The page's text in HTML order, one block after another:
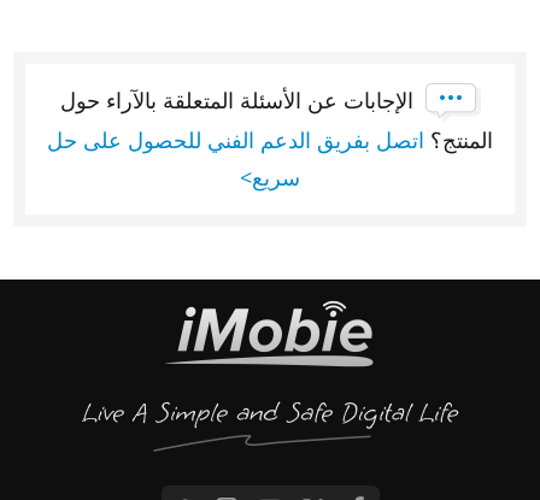
الإجابات عن الأسئلة المتعلقة بالآراء حول
المنتج؟ اتصل بفريق الدعم الفني للحصول على حل
سريع>